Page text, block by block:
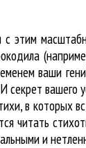
с этим
ваши
секрет
в которых
читать
и